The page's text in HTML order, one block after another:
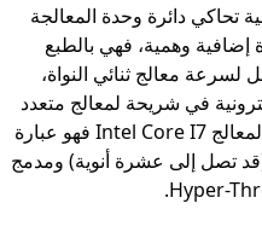
تحاكي دائرة وحدة المعالجة
إضافية وهمية، فهي بالطبع
لسرعة معالج ثنائي النواة،
في شريحة لمعالج متعدد
الأنوية ومن أشهر الأمثلة على ذلك المعالج Intel Core I7 فهو عبارة
تصل إلى عشرة أنوية) ومدمج